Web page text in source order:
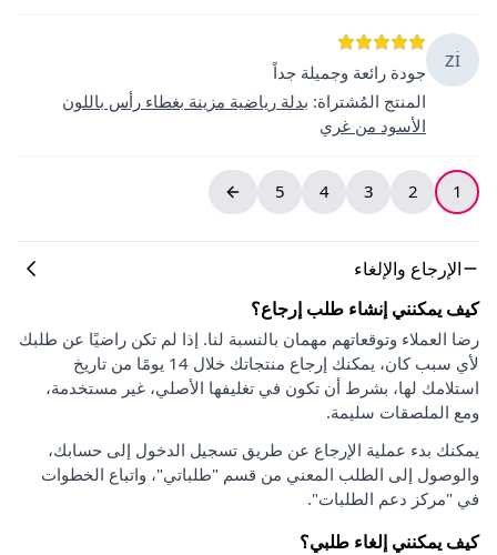
Zİ
جودة رائعة وجميلة جداً
المنتج المُشتراة: بدلة رياضية مزينة بغطاء رأس باللون
الأسود من غري
1
2
3
4
5
الإرجاع والإلغاء
كيف يمكنني إنشاء طلب إرجاع؟
رضا العملاء وتوقعاتهم مهمان بالنسبة لنا. إذا لم تكن راضيًا عن طلبك
لأي سبب كان، يمكنك إرجاع منتجاتك خلال 14 يومًا من تاريخ
استلامك لها، بشرط أن تكون في تغليفها الأصلي، غير مستخدمة،
ومع الملصقات سليمة.
يمكنك بدء عملية الإرجاع عن طريق تسجيل الدخول إلى حسابك،
والوصول إلى الطلب المعني من قسم "طلباتي"، واتباع الخطوات
في "مركز دعم الطلبات".
كيف يمكنني إلغاء طلبي؟